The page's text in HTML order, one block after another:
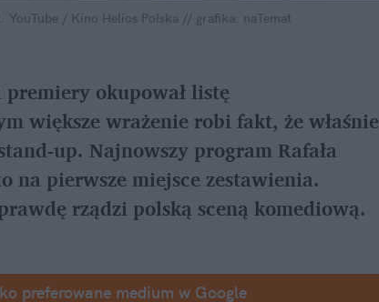
YouTube / Kino Helios Polska // grafika: naTemat
okupował listę
większe wrażenie robi fakt, że właśnie
up. Najnowszy program Rafała
na pierwsze miejsce zestawienia.
rządzi polską sceną komediową.
preferowane medium w Google